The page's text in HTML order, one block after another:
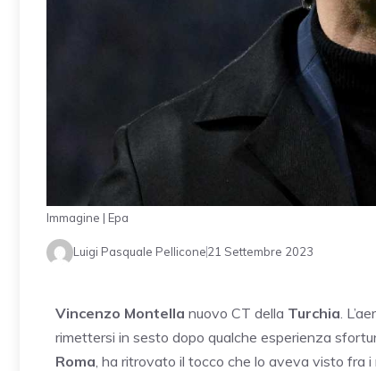
Immagine | Epa
Luigi Pasquale Pellicone21 Settembre 2023
Vincenzo Montella nuovo CT della Turchia .
rimettersi in sesto dopo qualche esperienza
Roma , ha ritrovato il tocco che lo aveva visto fra